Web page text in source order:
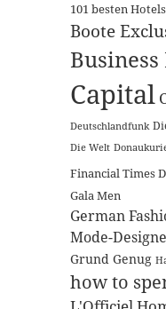
101 besten Hotels
Boote
Capital
Deutschlandfunk
Die Welt
Financial Times
Gala Men
German
Mode-
Grund Genug
how to